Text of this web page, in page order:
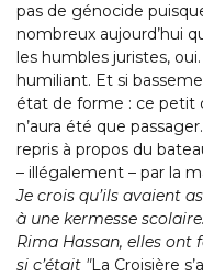
pas de génocide
nombreux aujourd’hui
les humbles juristes,
humiliant. Et si
état de forme : ce petit
n’aura été que
repris à propos du
– illégalement – par la
Je crois qu’ils avaient
à une kermesse
Rima Hassan, elles ont
si c’était ″La Croisière